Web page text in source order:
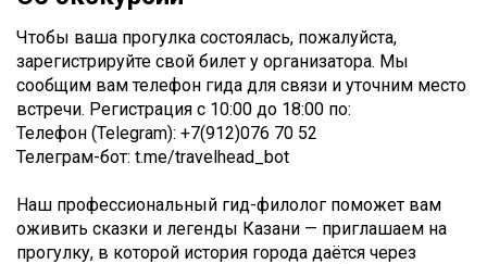
Чтобы ваша прогулка состоялась, пожалуйста,
зарегистрируйте свой билет у организатора. Мы
сообщим вам телефон гида для связи и уточним место
встречи. Регистрация c 10:00 до 18:00 по:
Телефон (Telegram): +7(912)076 70 52
Телеграм-бот: t.me/travelhead_bot
Наш профессиональный гид-филолог поможет вам
оживить сказки и легенды Казани — приглашаем на
прогулку, в которой история города даётся через